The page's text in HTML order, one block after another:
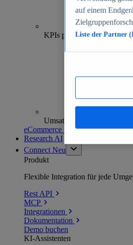
KPIs pro Shop
Umsatzanalysen und -
eCommerce Insights entdecken
Research AI
Connect Neu
Produkt
Flexible Integration für jede
Rest API
MCP
Integrationen
Dokumentation
Demo buchen
KI-Assistenten
auf einem
Liste der Partner